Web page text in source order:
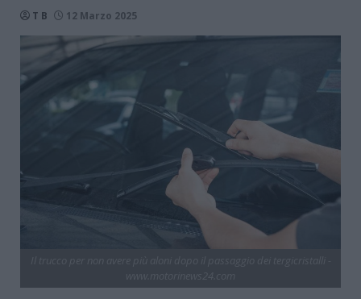
T B 12 Marzo 2025